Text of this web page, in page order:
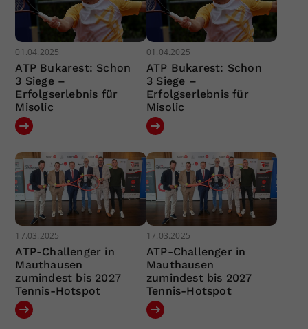
01.04.2025
ATP Bukarest: Schon
3 Siege –
Erfolgserlebnis für
Misolic
01.04.2025
ATP Bukarest: Schon
3 Siege –
Erfolgserlebnis für
Misolic
17.03.2025
ATP-Challenger in
Mauthausen
zumindest bis 2027
Tennis-Hotspot
17.03.2025
ATP-Challenger in
Mauthausen
zumindest bis 2027
Tennis-Hotspot